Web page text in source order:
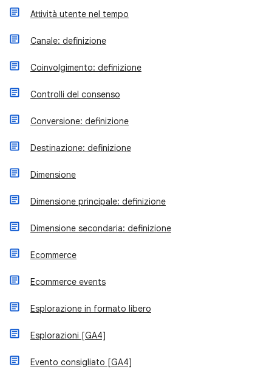
Attività utente nel tempo
Canale: definizione
Coinvolgimento: definizione
Controlli del consenso
Conversione: definizione
Destinazione: definizione
Dimensione
Dimensione principale: definizione
Dimensione secondaria: definizione
Ecommerce
Ecommerce events
Esplorazione in formato libero
Esplorazioni [GA4]
Evento consigliato [GA4]